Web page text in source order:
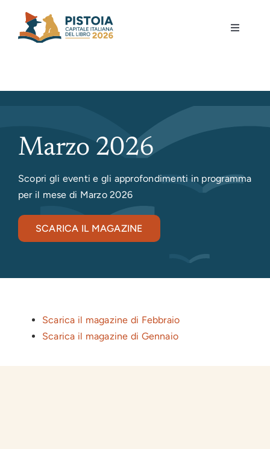
content
Toggle
Mostre
Governance
Partecipa
News
Marzo 2026
Scopri gli eventi e gli approfondimenti in programma
per il mese di Marzo 2026
SCARICA IL MAGAZINE
Scarica il magazine di Febbraio
Scarica il magazine di Gennaio